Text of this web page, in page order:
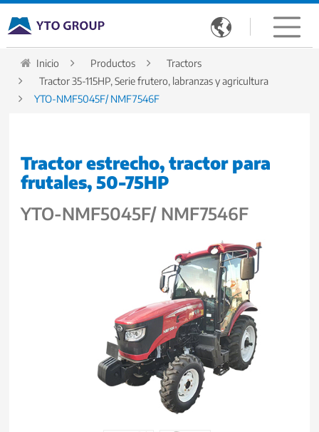

Inicio Productos
Tractors
Tractor 35-115HP, Serie frutero, labranzas y agricultura
YTO-NMF5045F/ NMF7546F
Tractor estrecho, tractor para
frutales, 50-75HP
YTO-NMF5045F/ NMF7546F